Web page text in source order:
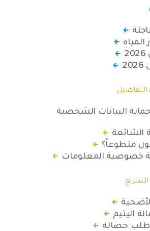
المياه
البيانات الشخصية
الشائعة
متطوعاً؟
خصوصية المعلومات
اليتيم
طلب حصالة